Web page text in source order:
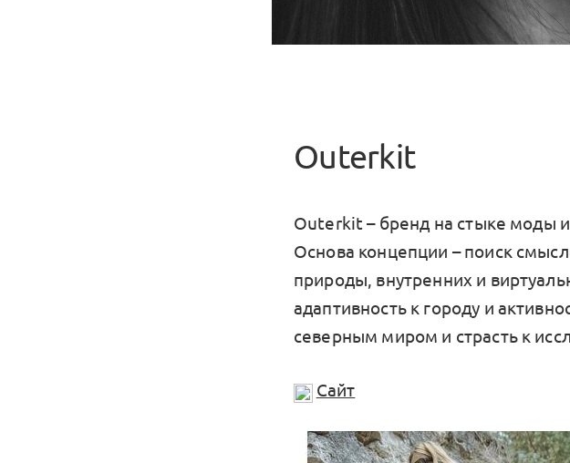
Outerkit
Outerkit – бренд на стыке моды
Основа концепции – поиск
природы, внутренних и
адаптивность к городу и
северным миром и страсть к
Сайт